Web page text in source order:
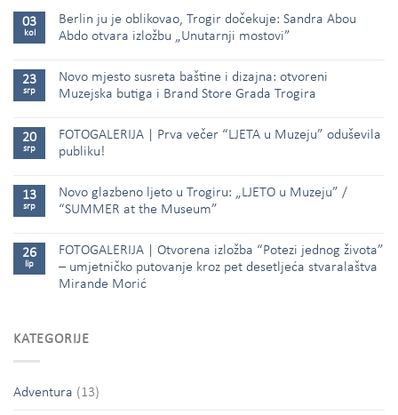
03
kol
Berlin ju je oblikovao, Trogir dočekuje: Sandra Abou
Abdo otvara izložbu „Unutarnji mostovi”
23
srp
Novo mjesto susreta baštine i dizajna: otvoreni
Muzejska butiga i Brand Store Grada Trogira
20
srp
FOTOGALERIJA | Prva večer “LJETA u Muzeju” oduševila
publiku!
13
srp
Novo glazbeno ljeto u Trogiru: „LJETO u Muzeju” /
“SUMMER at the Museum”
26
lip
FOTOGALERIJA | Otvorena izložba “Potezi jednog života”
– umjetničko putovanje kroz pet desetljeća stvaralaštva
Mirande Morić
KATEGORIJE
Adventura (13)